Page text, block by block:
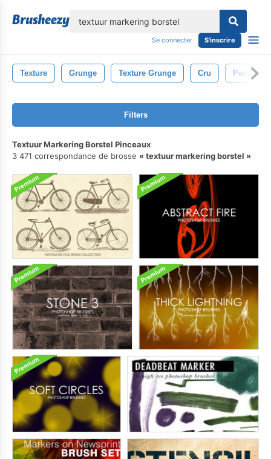
Se connecter S'inscrire
Texture Grunge Texture Grunge Cru Peindre
Filters
Textuur Markering Borstel Pinceaux
3 471 correspondance de brosse
textuur markering borstel